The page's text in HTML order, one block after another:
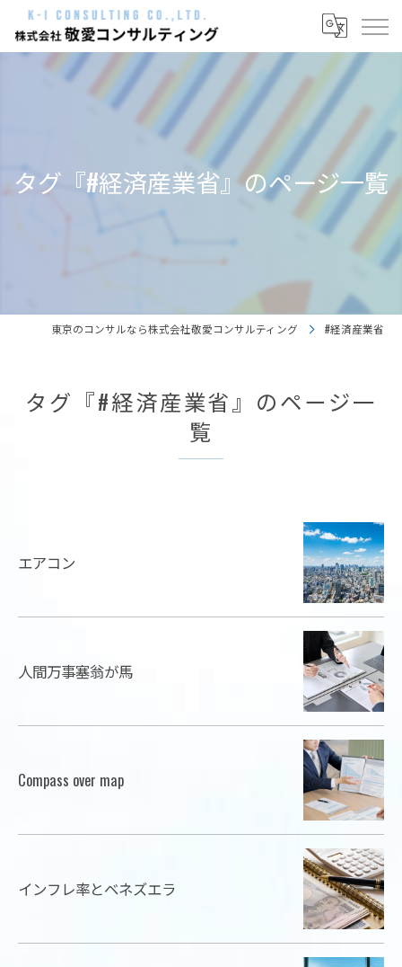
タグ『#経済産業省』のページ一覧
東京のコンサルなら株式会社敬愛コンサルティング #経済産業省
タグ『#経済産業省』のページ一
覧
エアコン
人間万事塞翁が馬
Compass over map
インフレ率とベネズエラ